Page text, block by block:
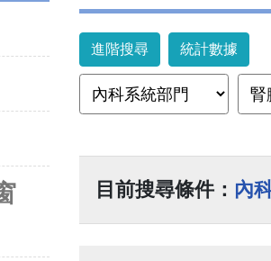
進階搜尋 統計數據
目前搜尋條件： 內